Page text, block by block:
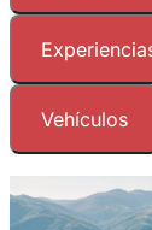
Vehículos